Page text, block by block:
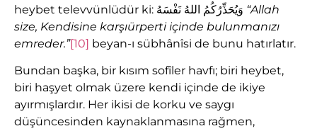
“Allah
size, Kendisine karşıürperti içinde bulunmanızı
emreder.”[10] beyan-ı sübhânîsi de bunu hatırlatır.
Bundan başka, bir kısım sofîler havfı; biri heybet,
biri haşyet olmak üzere kendi içinde de ikiye
ayırmışlardır. Her ikisi de korku ve saygı
düşüncesinden kaynaklanmasına rağmen,